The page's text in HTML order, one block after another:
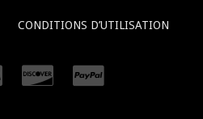
CONDITIONS D’UTILISATION